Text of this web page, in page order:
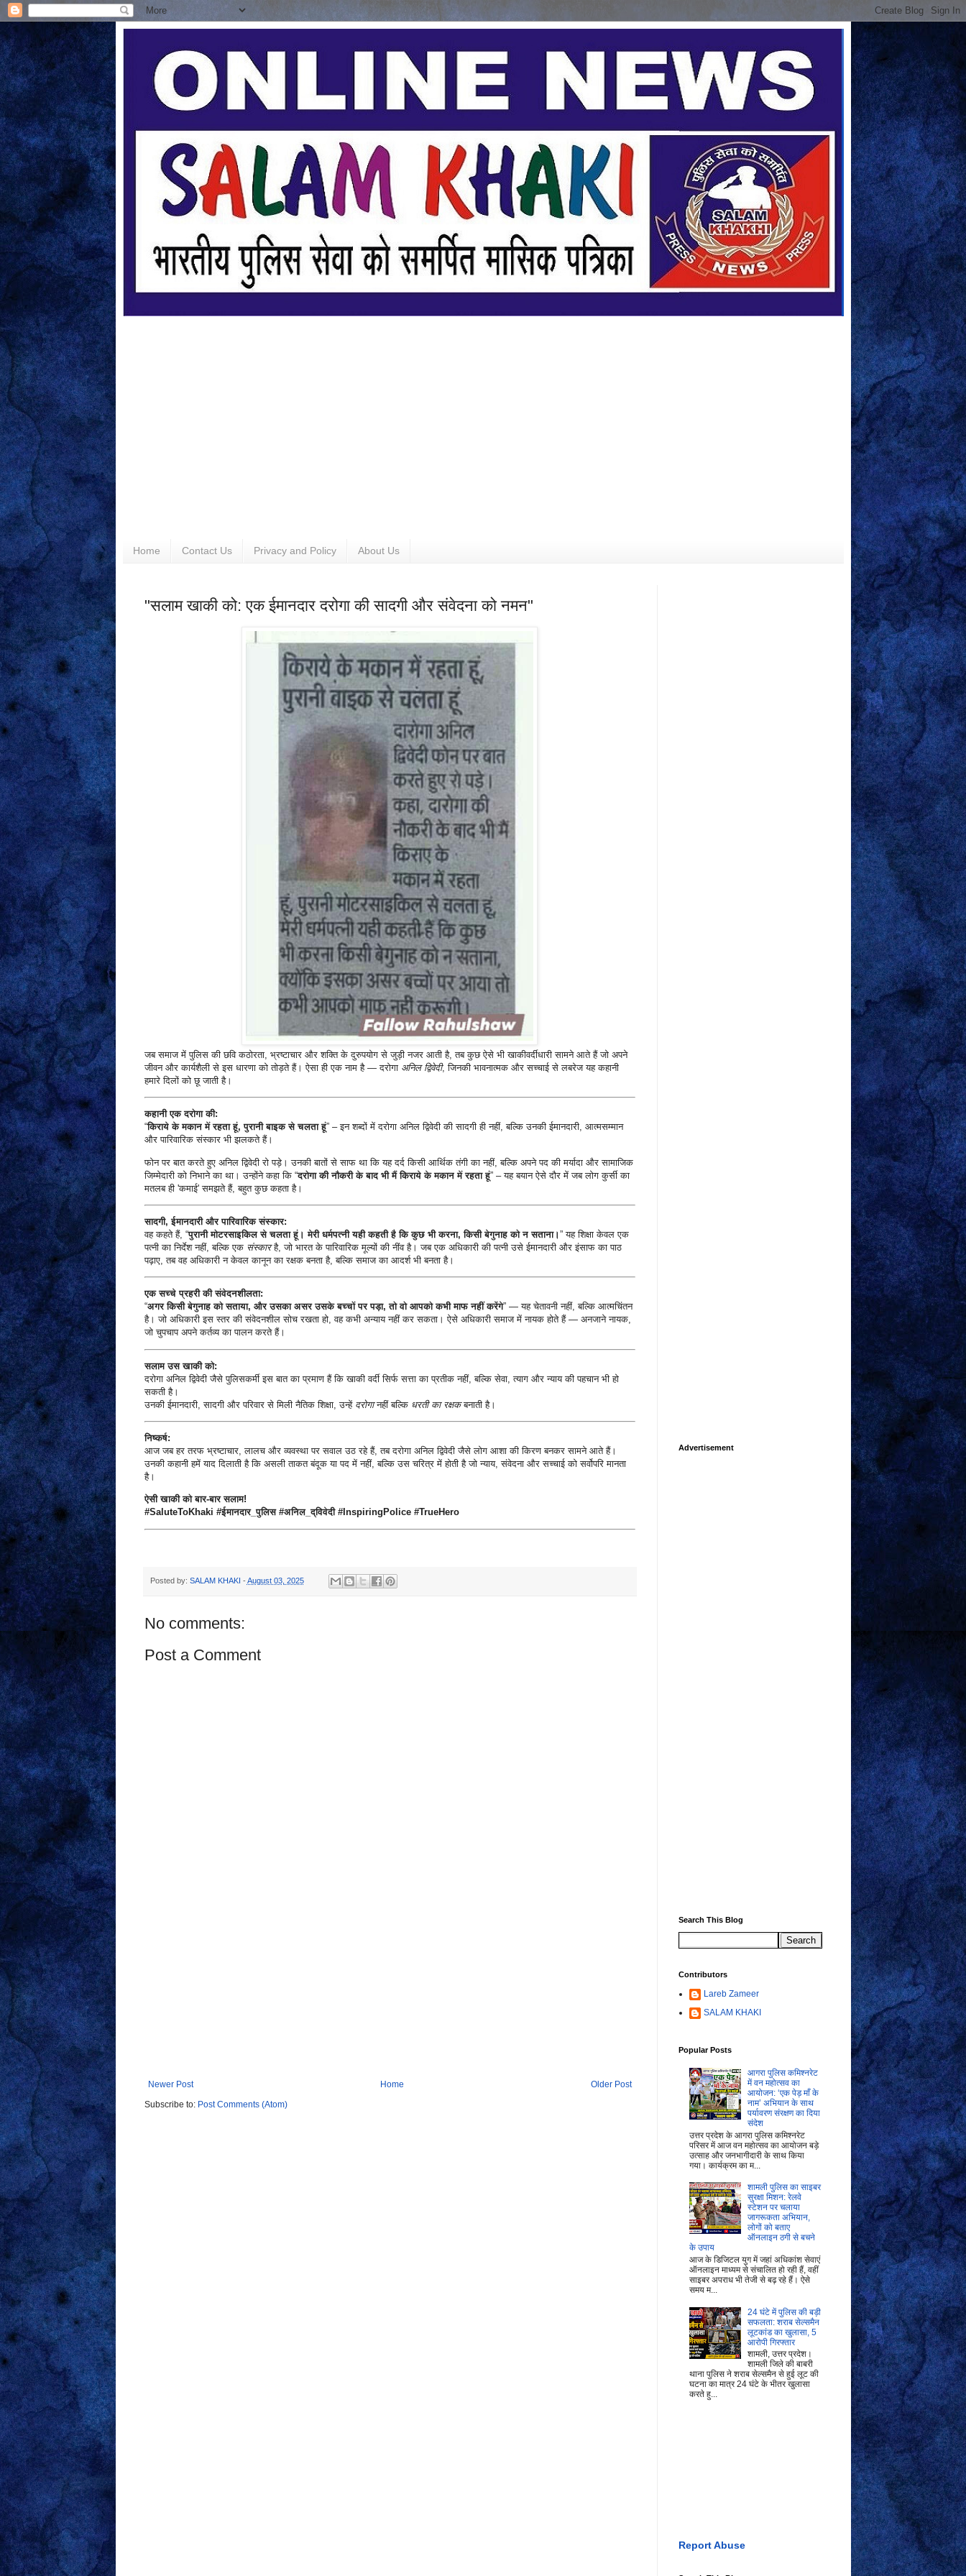
Home Contact Us Privacy and Policy About Us
"सलाम खाकी को: एक ईमानदार दरोगा की सादगी और संवेदना को नमन"
जब समाज में पुलिस की छवि कठोरता, भ्रष्टाचार और शक्ति के दुरुपयोग से जुड़ी नजर आती है, तब कुछ ऐसे भी खाकीवर्दीधारी सामने आते हैं जो अपने
जीवन और कार्यशैली से इस धारणा को तोड़ते हैं। ऐसा ही एक नाम है — दरोगा अनिल द्विवेदी, जिनकी भावनात्मक और सच्चाई से लबरेज यह कहानी
हमारे दिलों को छू जाती है।
कहानी एक दरोगा की:
“किराये के मकान में रहता हूं, पुरानी बाइक से चलता हूं” – इन शब्दों में दरोगा अनिल द्विवेदी की सादगी ही नहीं, बल्कि उनकी ईमानदारी, आत्मसम्मान
और पारिवारिक संस्कार भी झलकते हैं।
फोन पर बात करते हुए अनिल द्विवेदी रो पड़े। उनकी बातों से साफ था कि यह दर्द किसी आर्थिक तंगी का नहीं, बल्कि अपने पद की मर्यादा और सामाजिक
जिम्मेदारी को निभाने का था। उन्होंने कहा कि “दरोगा की नौकरी के बाद भी मैं किराये के मकान में रहता हूं” – यह बयान ऐसे दौर में जब लोग कुर्सी का
मतलब ही 'कमाई' समझते हैं, बहुत कुछ कहता है।
सादगी, ईमानदारी और पारिवारिक संस्कार:
वह कहते हैं, “पुरानी मोटरसाइकिल से चलता हूं। मेरी धर्मपत्नी यही कहती है कि कुछ भी करना, किसी बेगुनाह को न सताना। ” यह शिक्षा केवल एक
पत्नी का निर्देश नहीं, बल्कि एक संस्कारहै, जो भारत के पारिवारिक मूल्यों की नींव है। जब एक अधिकारी की पत्नी उसे ईमानदारी और इंसाफ का पाठ
पढ़ाए, तब वह अधिकारी न केवल कानून का रक्षक बनता है, बल्कि समाज का आदर्श भी बनता है।
एक सच्चे प्रहरी की संवेदनशीलता:
“अगर किसी बेगुनाह को सताया, और उसका असर उसके बच्चों पर पड़ा, तो वो आपको कभी माफ नहीं करेंगे” — यह चेतावनी नहीं, बल्कि आत्मचिंतन
है। जो अधिकारी इस स्तर की संवेदनशील सोच रखता हो, वह कभी अन्याय नहीं कर सकता। ऐसे अधिकारी समाज में नायक होते हैं — अनजाने नायक,
जो चुपचाप अपने कर्तव्य का पालन करते हैं।
सलाम उस खाकी को:
दरोगा अनिल द्विवेदी जैसे पुलिसकर्मी इस बात का प्रमाण हैं कि खाकी वर्दी सिर्फ सत्ता का प्रतीक नहीं, बल्कि सेवा, त्याग और न्याय की पहचान भी हो
सकती है।
उनकी ईमानदारी, सादगी और परिवार से मिली नैतिक शिक्षा, उन्हें दरोगानहीं बल्कि धरती का रक्षकबनाती है।
निष्कर्ष:
आज जब हर तरफ भ्रष्टाचार, लालच और व्यवस्था पर सवाल उठ रहे हैं, तब दरोगा अनिल द्विवेदी जैसे लोग आशा की किरण बनकर सामने आते हैं।
उनकी कहानी हमें याद दिलाती है कि असली ताकत बंदूक या पद में नहीं, बल्कि उस चरित्र में होती है जो न्याय, संवेदना और सच्चाई को सर्वोपरि मानता
है।
ऐसी खाकी को बार-बार सलाम!
#SaluteToKhaki #ईमानदार_पुलिस #अनिल_द्विवेदी #InspiringPolice #TrueHero
Posted by: SALAM KHAKI - August 03, 2025
No comments:
Post a Comment
Newer Post Older Post
Home
Subscribe to: Post Comments (Atom)
Advertisement
Search This Blog
Contributors
Lareb Zameer
SALAM KHAKI
Popular Posts
आगरा पुलिस कमिश्नरेट
में वन महोत्सव का
आयोजन: ‘एक पेड़ माँ के
नाम’ अभियान के साथ
पर्यावरण संरक्षण का दिया
संदेश
उत्तर प्रदेश के आगरा पुलिस कमिश्नरेट
परिसर में आज वन महोत्सव का आयोजन बड़े
उत्साह और जनभागीदारी के साथ किया
गया। कार्यक्रम का म...
शामली पुलिस का साइबर
सुरक्षा मिशन: रेलवे
स्टेशन पर चलाया
जागरूकता अभियान,
लोगों को बताए
ऑनलाइन ठगी से बचने
के उपाय
आज के डिजिटल युग में जहां अधिकांश सेवाएं
ऑनलाइन माध्यम से संचालित हो रही हैं, वहीं
साइबर अपराध भी तेजी से बढ़ रहे हैं। ऐसे
समय म...
24 घंटे में पुलिस की बड़ी
सफलता: शराब सेल्समैन
लूटकांड का खुलासा, 5
आरोपी गिरफ्तार
शामली, उत्तर प्रदेश।
शामली जिले की बाबरी
थाना पुलिस ने शराब सेल्समैन से हुई लूट की
घटना का मात्र 24 घंटे के भीतर खुलासा
करते हु...
Report Abuse